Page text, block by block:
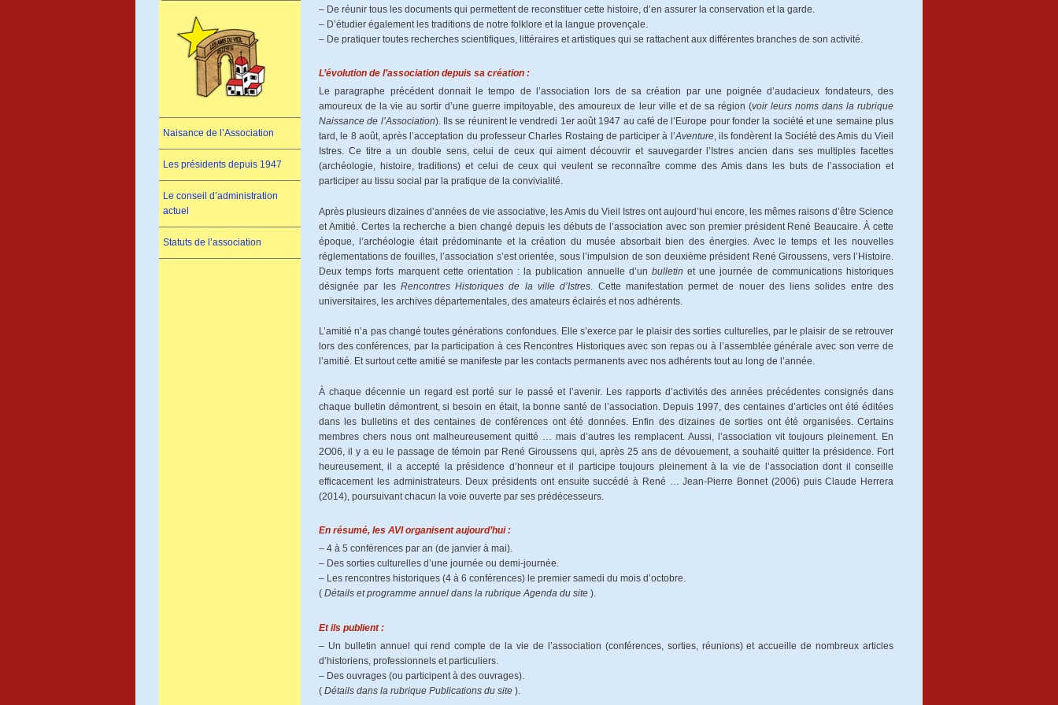
Naisance de l’Association
Les présidents depuis 1947
Le conseil d’administration
actuel
Statuts de l’association
– De réunir tous les documents qui permettent de reconstituer cette histoire, d’en assurer la conservation et la garde.
– D’étudier également les traditions de notre folklore et la langue provençale.
– De pratiquer toutes recherches scientifiques, littéraires et artistiques qui se rattachent aux différentes branches de son activité.
L’évolution de l’association depuis sa création :
Le paragraphe précédent donnait le tempo de l’association lors de sa création par une poignée d’audacieux fondateurs, des
amoureux de la vie au sortir d’une guerre impitoyable, des amoureux de leur ville et de sa région (voir leurs noms dans la rubrique
Naissance de l’Association). Ils se réunirent le vendredi 1er août 1947 au café de l’Europe pour fonder la société et une semaine plus
tard, le 8 août, après l’acceptation du professeur Charles Rostaing de participer à l’Aventure, ils fondèrent la Société des Amis du Vieil
Istres. Ce titre a un double sens, celui de ceux qui aiment découvrir et sauvegarder l’Istres ancien dans ses multiples facettes
(archéologie, histoire, traditions) et celui de ceux qui veulent se reconnaître comme des Amis dans les buts de l’association et
participer au tissu social par la pratique de la convivialité.
Après plusieurs dizaines d’années de vie associative, les Amis du Vieil Istres ont aujourd’hui encore, les mêmes raisons d’être Science
et Amitié. Certes la recherche a bien changé depuis les débuts de l’association avec son premier président René Beaucaire. À cette
époque, l’archéologie était prédominante et la création du musée absorbait bien des énergies. Avec le temps et les nouvelles
réglementations de fouilles, l’association s’est orientée, sous l’impulsion de son deuxième président René Giroussens, vers l’Histoire.
Deux temps forts marquent cette orientation : la publication annuelle d’un bulletin et une journée de communications historiques
désignée par les Rencontres Historiques de la ville d’Istres . Cette manifestation permet de nouer des liens solides entre des
universitaires, les archives départementales, des amateurs éclairés et nos adhérents.
L’amitié n’a pas changé toutes générations confondues. Elle s’exerce par le plaisir des sorties culturelles, par le plaisir de se retrouver
lors des conférences, par la participation à ces Rencontres Historiques avec son repas ou à l’assemblée générale avec son verre de
l’amitié. Et surtout cette amitié se manifeste par les contacts permanents avec nos adhérents tout au long de l’année.
À chaque décennie un regard est porté sur le passé et l’avenir. Les rapports d’activités des années précédentes consignés dans
chaque bulletin démontrent, si besoin en était, la bonne santé de l’association. Depuis 1997, des centaines d’articles ont été éditées
dans les bulletins et des centaines de conférences ont été données. Enfin des dizaines de sorties ont été organisées. Certains
membres chers nous ont malheureusement quitté … mais d’autres les remplacent. Aussi, l’association vit toujours pleinement. En
2O06, il y a eu le passage de témoin par René Giroussens qui, après 25 ans de dévouement, a souhaité quitter la présidence. Fort
heureusement, il a accepté la présidence d’honneur et il participe toujours pleinement à la vie de l’association dont il conseille
efficacement les administrateurs. Deux présidents ont ensuite succédé à René … Jean-Pierre Bonnet (2006) puis Claude Herrera
(2014), poursuivant chacun la voie ouverte par ses prédécesseurs.
En résumé, les AVI organisent aujourd’hui :
– 4 à 5 conférences par an (de janvier à mai).
– Des sorties culturelles d’une journée ou demi-journée.
– Les rencontres historiques (4 à 6 conférences) le premier samedi du mois d’octobre.
( Détails et programme annuel dans la rubrique Agenda du site ).
Et ils publient :
– Un bulletin annuel qui rend compte de la vie de l’association (conférences, sorties, réunions) et accueille de nombreux articles
d’historiens, professionnels et particuliers.
– Des ouvrages (ou participent à des ouvrages).
( Détails dans la rubrique Publications du site ).